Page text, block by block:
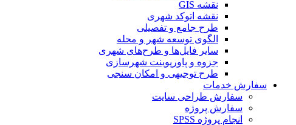
نقشه GIS
نقشه اتوکد شهری
طرح جامع و تفصیلی
الگوی توسعه شهر و محله
سایر فایل‌ها و طرح‌های شهری
جزوه و پاورپوینت شهرسازی
طرح توجیهی و امکان سنجی
سفارش خدمات
سفارش طراحی سایت
سفارش پروژه
انجام پروژه SPSS